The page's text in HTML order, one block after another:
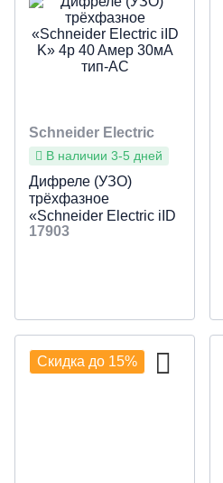
Schneider Electric
В наличии 3-5 дней
Дифреле (УЗО)
трёхфазное
«Schneider Electric iID
K» 4p 40 Aмер 30мА
17903
Скидка до 15%